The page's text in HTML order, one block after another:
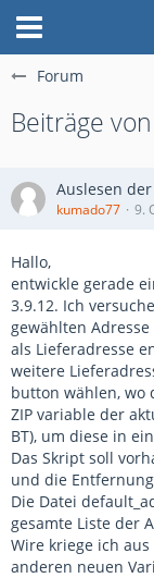
Forum
Beiträge
Auslesen
kumado77 9.
Hallo,
entwickle gerade
3.9.12. Ich
gewählten
als Lieferadresse
weitere
button wählen, wo
ZIP variable der
BT), um diese in
Das Skript soll
und die
Die Datei
gesamte Liste der
Wire kriege ich
anderen neuen